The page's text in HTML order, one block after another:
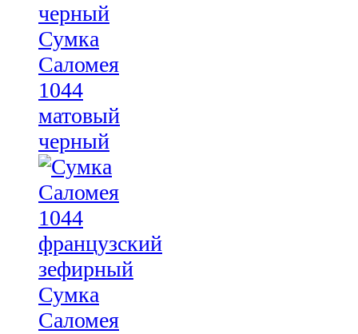
Сумка
Саломея
1044
матовый
черный
Сумка
Саломея